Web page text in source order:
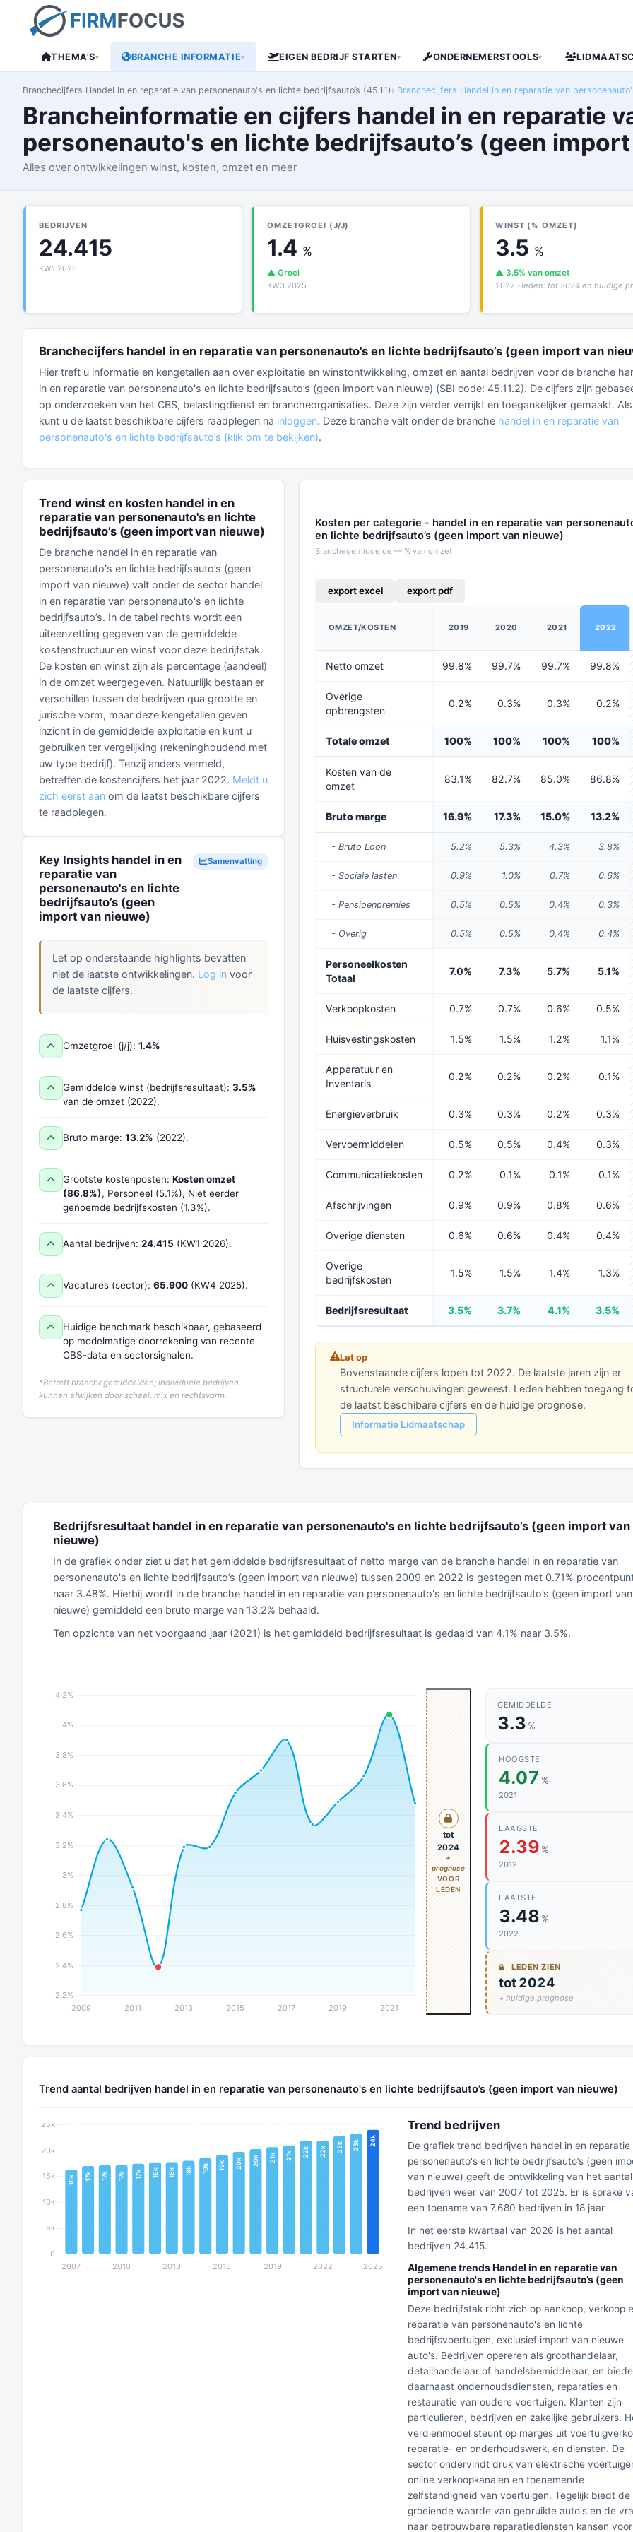
THEMA'S▾ BRANCHE INFORMATIE▾ EIGEN BEDRIJF STARTEN▾ ONDERNEMERSTOOLS▾
Branchecijfers Handel in en reparatie van personenauto's en lichte bedrijfsauto’s (45.11) Branchecijfers Handel in en reparatie van
Brancheinformatie en cijfers handel in en reparatie
personenauto's en lichte bedrijfsauto’s (geen
Alles over ontwikkelingen winst, kosten, omzet en meer
BEDRIJVEN
24.415
KW1 2026
OMZETGROEI (J/J)
1.4 %
▲ Groei
KW3 2025
WINST (% OMZET)
3.5 %
▲ 3.5% van omzet
2022 · leden: tot 2024 en huidige
Branchecijfers handel in en reparatie van personenauto's en lichte bedrijfsauto’s (geen import van
Hier treft u informatie en kengetallen aan over exploitatie en winstontwikkeling, omzet en aantal bedrijven voor de branche
in en reparatie van personenauto's en lichte bedrijfsauto’s (geen import van nieuwe) (SBI code: 45.11.2). De cijfers zijn
op onderzoeken van het CBS, belastingdienst en brancheorganisaties. Deze zijn verder verrijkt en toegankelijker gemaakt.
kunt u de laatst beschikbare cijfers raadplegen na inloggen. Deze branche valt onder de branche handel in en reparatie van
personenauto's en lichte bedrijfsauto’s (klik om te bekijken).
Trend winst en kosten handel in en
reparatie van personenauto's en lichte
bedrijfsauto’s (geen import van nieuwe)
De branche handel in en reparatie van
personenauto's en lichte bedrijfsauto’s (geen
import van nieuwe) valt onder de sector handel
in en reparatie van personenauto's en lichte
bedrijfsauto’s. In de tabel rechts wordt een
uiteenzetting gegeven van de gemiddelde
kostenstructuur en winst voor deze bedrijfstak.
De kosten en winst zijn als percentage (aandeel)
in de omzet weergegeven. Natuurlijk bestaan er
verschillen tussen de bedrijven qua grootte en
jurische vorm, maar deze kengetallen geven
inzicht in de gemiddelde exploitatie en kunt u
gebruiken ter vergelijking (rekeninghoudend met
uw type bedrijf). Tenzij anders vermeld,
betreffen de kostencijfers het jaar 2022. Meldt u
zich eerst aan om de laatst beschikbare cijfers
te raadplegen.
Key Insights handel in en
reparatie van
personenauto's en lichte
bedrijfsauto’s (geen
import van nieuwe)
Samenvatting
Let op onderstaande highlights bevatten
niet de laatste ontwikkelingen. Log in voor
de laatste cijfers.
Omzetgroei (j/j): 1.4%
Gemiddelde winst (bedrijfsresultaat): 3.5%
van de omzet (2022).
Bruto marge: 13.2% (2022).
Grootste kostenposten: Kosten omzet
(86.8%), Personeel (5.1%), Niet eerder
genoemde bedrijfskosten (1.3%).
Aantal bedrijven: 24.415 (KW1 2026).
Vacatures (sector): 65.900 (KW4 2025).
Huidige benchmark beschikbaar, gebaseerd
op modelmatige doorrekening van recente
CBS-data en sectorsignalen.
*Betreft branchegemiddelden; individuele bedrijven
kunnen afwijken door schaal, mix en rechtsvorm.
Kosten per categorie - handel in en reparatie van
en lichte bedrijfsauto’s (geen import van nieuwe)
Branchegemiddelde — % van omzet
export excel export pdf
OMZET/KOSTEN 2019 2020 2021 2022
Netto omzet 99.8% 99.7% 99.7% 99.8%
Overige
opbrengsten
0.2% 0.3% 0.3% 0.2%
Totale omzet 100% 100% 100% 100%
Kosten van de
omzet
83.1% 82.7% 85.0% 86.8%
Bruto marge 16.9% 17.3% 15.0% 13.2%
- Bruto Loon 5.2% 5.3% 4.3% 3.8%
- Sociale lasten 0.9% 1.0% 0.7% 0.6%
- Pensioenpremies 0.5% 0.5% 0.4% 0.3%
- Overig 0.5% 0.5% 0.4% 0.4%
Personeelkosten
Totaal
7.0% 7.3% 5.7% 5.1%
Verkoopkosten 0.7% 0.7% 0.6% 0.5%
Huisvestingskosten 1.5% 1.5% 1.2% 1.1%
Apparatuur en
Inventaris
0.2% 0.2% 0.2% 0.1%
Energieverbruik 0.3% 0.3% 0.2% 0.3%
Vervoermiddelen 0.5% 0.5% 0.4% 0.3%
Communicatiekosten 0.2% 0.1% 0.1% 0.1%
Afschrijvingen 0.9% 0.9% 0.8% 0.6%
Overige diensten 0.6% 0.6% 0.4% 0.4%
Overige
bedrijfskosten
1.5% 1.5% 1.4% 1.3%
Bedrijfsresultaat 3.5% 3.7% 4.1% 3.5%
Let op
Bovenstaande cijfers lopen tot 2022. De laatste jaren zijn er
structurele verschuivingen geweest. Leden hebben toegang
de laatst beschibare cijfers en de huidige prognose.
Informatie Lidmaatschap
Bedrijfsresultaat handel in en reparatie van personenauto's en lichte bedrijfsauto’s (geen import van
nieuwe)
In de grafiek onder ziet u dat het gemiddelde bedrijfsresultaat of netto marge van de branche handel in en reparatie van
personenauto's en lichte bedrijfsauto’s (geen import van nieuwe) tussen 2009 en 2022 is gestegen met 0.71%
naar 3.48%. Hierbij wordt in de branche handel in en reparatie van personenauto's en lichte bedrijfsauto’s (geen import van
nieuwe) gemiddeld een bruto marge van 13.2% behaald.
Ten opzichte van het voorgaand jaar (2021) is het gemiddeld bedrijfsresultaat is gedaald van 4.1% naar 3.5%.
tot
2024
+
prognose
VOOR
LEDEN
GEMIDDELDE
3.3 %
HOOGSTE
4.07 %
2021
LAAGSTE
2.39 %
2012
LAATSTE
3.48 %
2022
LEDEN ZIEN
tot 2024
+ huidige prognose
Trend aantal bedrijven handel in en reparatie van personenauto's en lichte bedrijfsauto’s (geen import van nieuwe)
Trend bedrijven
De grafiek trend bedrijven handel in en reparatie
personenauto's en lichte bedrijfsauto’s (geen
van nieuwe) geeft de ontwikkeling van het aantal
bedrijven weer van 2007 tot 2025. Er is sprake
een toename van 7.680 bedrijven in 18 jaar
In het eerste kwartaal van 2026 is het aantal
bedrijven 24.415.
Algemene trends Handel in en reparatie van
personenauto's en lichte bedrijfsauto’s (geen
import van nieuwe)
Deze bedrijfstak richt zich op aankoop, verkoop
reparatie van personenauto's en lichte
bedrijfsvoertuigen, exclusief import van nieuwe
auto's. Bedrijven opereren als groothandelaar,
detailhandelaar of handelsbemiddelaar, en
daarnaast onderhoudsdiensten, reparaties en
restauratie van oudere voertuigen. Klanten zijn
particulieren, bedrijven en zakelijke gebruikers.
verdienmodel steunt op marges uit
reparatie- en onderhoudswerk, en diensten. De
sector ondervindt druk van elektrische
online verkoopkanalen en toenemende
zelfstandigheid van voertuigen. Tegelijk biedt de
groeiende waarde van gebruikte auto's en de
naar betrouwbare reparatiediensten kansen voor